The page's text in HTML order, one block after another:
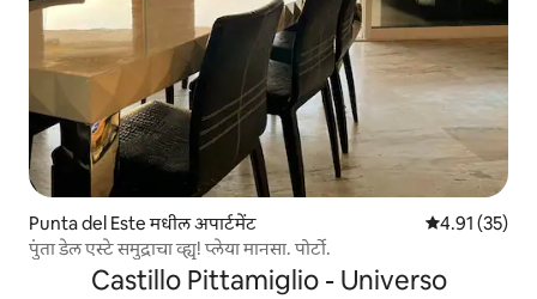
Punta del Este मधील अपार्टमेंट 5 पैकी 4.91
4.91 (35)
पुंता डेल एस्टे समुद्राचा व्ह्यू! प्लेया मानसा. पोर्टो.
Castillo Pittamiglio - Universo